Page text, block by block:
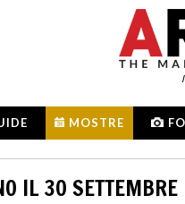
MOSTRE
IL 30 SETTEMBRE